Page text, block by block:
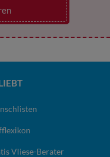
Vliese-Berater